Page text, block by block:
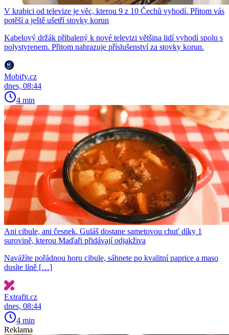
V krabici od televize je věc, kterou 9 z 10 Čechů vyhodí. Přitom vás
potěší a ještě ušetří stovky korun
Kabelový držák přibalený k nové televizi většina lidí vyhodí spolu s
polystyrenem. Přitom nahrazuje příslušenství za stovky korun.
Mobify.cz
dnes, 08:44
4 min
Ani cibule, ani česnek. Guláš dostane sametovou chuť díky 1
surovině, kterou Maďaři přidávají odjakživa
Navážíte pořádnou horu cibule, sáhnete po kvalitní paprice a maso
dusíte líně […]
Extrafit.cz
dnes, 08:44
4 min
Reklama